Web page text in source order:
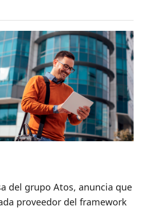
del grupo Atos, anuncia que
proveedor del framework